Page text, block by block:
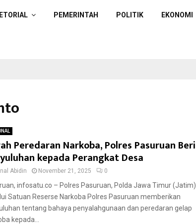
PEMERINTAH POLITIK EKONOMI
Peredaran Narkoba, Polres Pasuruan Beri
kepada Perangkat Desa
Abidin November 21, 2025 0
infosatu.co – Polres Pasuruan, Polda Jawa Timur (Jatim)
Satuan Reserse Narkoba Polres Pasuruan memberikan
tentang bahaya penyalahgunaan dan peredaran gelap
kepada...